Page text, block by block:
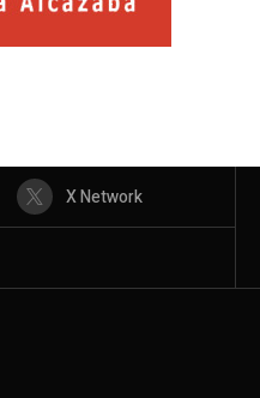
X Network